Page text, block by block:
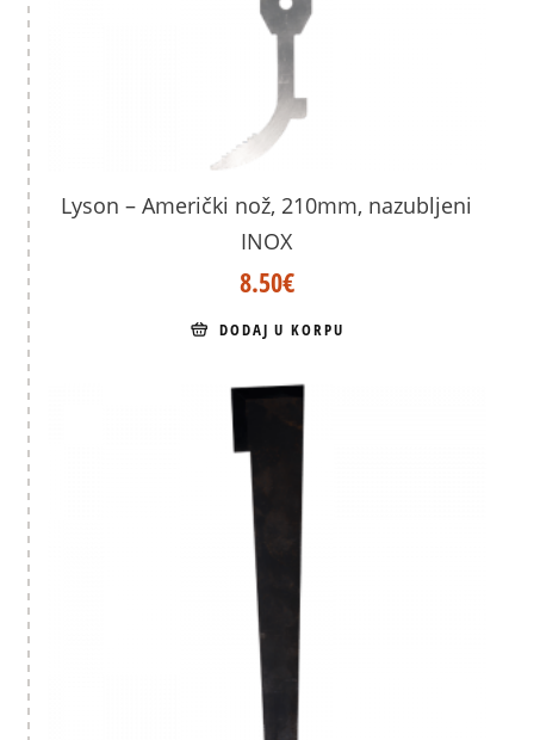
Lyson – Američki nož, 210mm, nazubljeni
INOX
8.50€
DODAJ U KORPU